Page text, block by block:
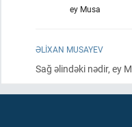
ey Musa
ƏLIXAN MUSAYEV
Sağ əlindəki nədir, ey